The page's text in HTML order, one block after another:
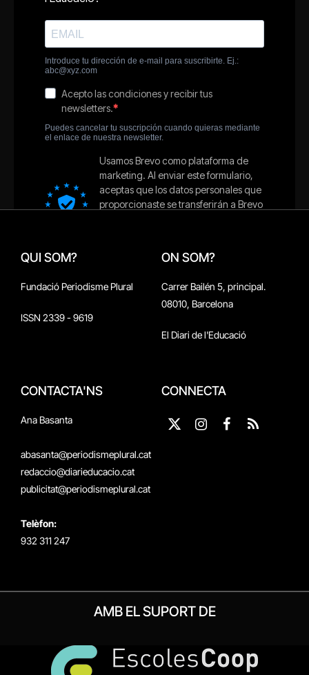
QUI SOM?
Fundació Periodisme Plural
ISSN 2339 - 9619
ON SOM?
Carrer Bailén 5, principal.
08010, Barcelona
El Diari de l'Educació
CONTACTA'NS
Ana Basanta
abasanta@periodismeplural.cat
redaccio@diarieducacio.cat
publicitat@periodismeplural.cat
Telèfon:
932 311 247
CONNECTA
X
Instagram
Facebook
RSS
AMB EL SUPORT DE